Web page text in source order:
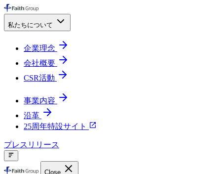
私たちについて
企業理念
会社概要
CSR活動
事業内容
沿革
25周年特設サイト
プレスリリース
Close